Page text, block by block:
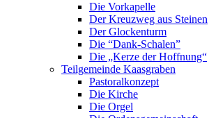
Die Vorkapelle
Der Kreuzweg aus Steinen
Der Glockenturm
Die “Dank-Schalen”
Die „Kerze der Hoffnung“
Teilgemeinde Kaasgraben
Pastoralkonzept
Die Kirche
Die Orgel